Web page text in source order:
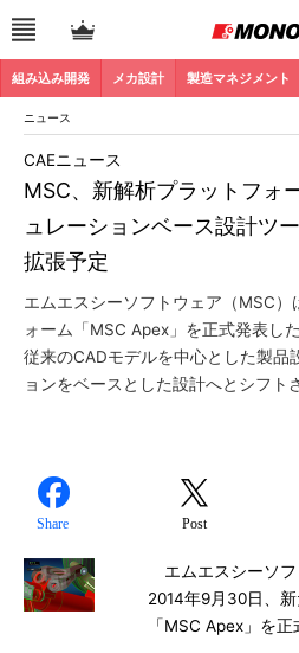
組み込み開発 メカ設計 製造マネジメント
ニュース
MSC、新解析プラットフォ
ュレーションベース設計ツ
拡張予定
CAEニュース
エムエスシーソフトウェア（MSC
ォーム「MSC Apex」を正式発表し
従来のCADモデルを中心とした製品
ョンをベースとした設計へとシフト
Share Post
エムエスシーソフ
2014年9月30日、
「MSC Apex」を正